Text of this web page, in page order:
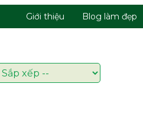
Giới thiệu Blog làm đẹp